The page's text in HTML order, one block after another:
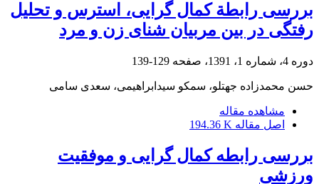
بررسی رابطة کمال گرایی، استرس و تحلیل
رفتگی در بین مربیان شنای زن و مرد
دوره 4، شماره 1، 1391، صفحه 129-139
حسن محمدزاده جهتلو، سمکو سیدابراهیمی، سعدی سامی
مشاهده مقاله
اصل مقاله 194.36 K
بررسی رابطه کمال گرایی و موفقیت
ورزشی